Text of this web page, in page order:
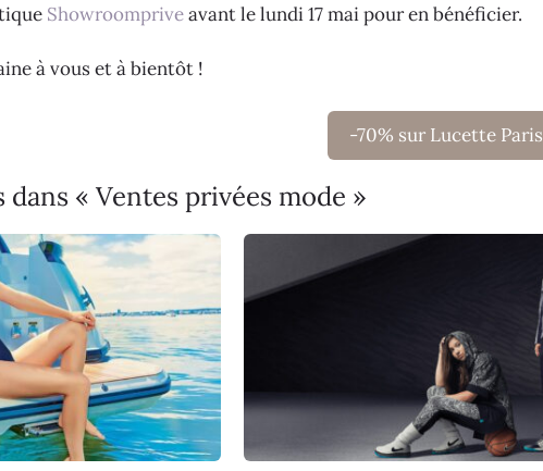
Showroompriveavant le lundi 17 mai pour en bénéficier.
à vous et à bientôt !
-70% sur Lucette Paris
« Ventes privées mode »